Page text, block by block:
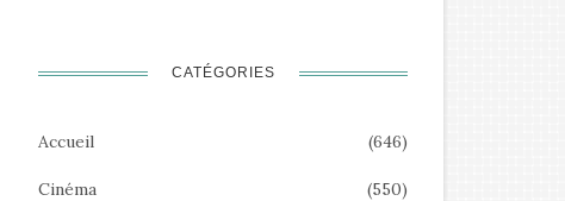
CATÉGORIES
Accueil (646)
Cinéma (550)